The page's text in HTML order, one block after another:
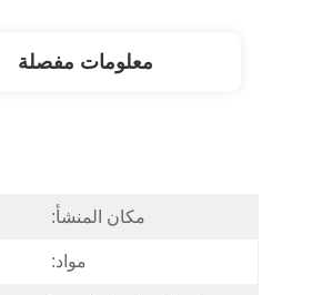
معلومات مفصلة
مكان المنشأ:
مواد: